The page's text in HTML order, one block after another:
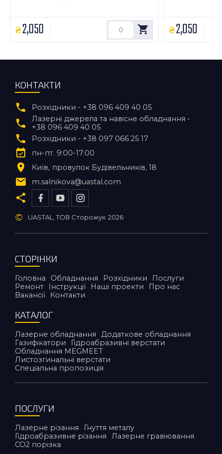
висота загальна 40мм
2,050
внутр.
2,050
КОНТАКТИ
Розхідники - +38 096 409 40 05
Лазерні джерела та навісне обладнання -
+38 096 409 40 05
Розхідники - +38 097 066 25 17
пн-пт. 9:00-17:00
Київ
провулок Будівельників, 18
m.salnikova@uastal.com
© UASTAL, ТОВ Сторожук 2026
СТОРІНКИ
Головна Обладнання Розхідники
Послуги
Ремонт
Інструкції Наші проекти
Про нас
Вакансії
Контакти
КАТАЛОГ
Лазерне обладнання
Додаткове обладнання
Газифікатори
Гідроабразивні верстати
Обладнання MEGMEET
Листозгинальні верстати
Спеціальна пропозиція
ПОСЛУГИ
Лазерне різання
Гнуття металу
Гідроабразивне різання
Лазерне гравіювання
CO2 порiзка